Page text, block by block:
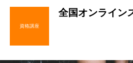
資格講座
全国オンライン